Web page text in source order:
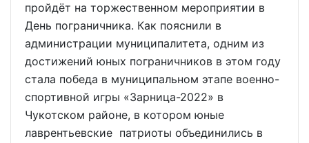
пройдёт на торжественном мероприятии в
День пограничника. Как пояснили в
администрации муниципалитета, одним из
достижений юных пограничников в этом году
стала победа в муниципальном этапе военно-
спортивной игры «Зарница-2022» в
Чукотском районе, в котором юные
лаврентьевские патриоты объединились в